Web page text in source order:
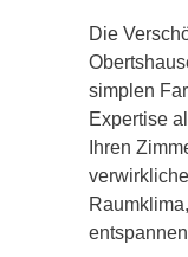
Die
simplen
Expertise
Ihren